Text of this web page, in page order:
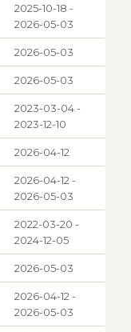
2025-10-18 -
2026-05-03
2026-05-03
2026-05-03
2023-03-04 -
2023-12-10
2026-04-12
2026-04-12 -
2026-05-03
2022-03-20 -
2024-12-05
2026-05-03
2026-04-12 -
2026-05-03